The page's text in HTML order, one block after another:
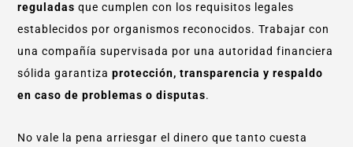
reguladas que cumplen con los requisitos legales
establecidos por organismos reconocidos. Trabajar con
una compañía supervisada por una autoridad financiera
sólida garantiza protección, transparencia y respaldo
en caso de problemas o disputas.
No vale la pena arriesgar el dinero que tanto cuesta